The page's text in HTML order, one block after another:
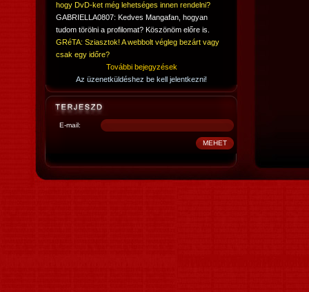
hogy DvD-ket még lehetséges innen rendelni?
GABRIELLA0807: Kedves Mangafan, hogyan
tudom törölni a profilomat? Köszönöm előre is.
GRéTA: Sziasztok! A webbolt végleg bezárt vagy
csak egy időre?
További bejegyzések
Az üzenetküldéshez be kell jelentkezni!
E-mail: